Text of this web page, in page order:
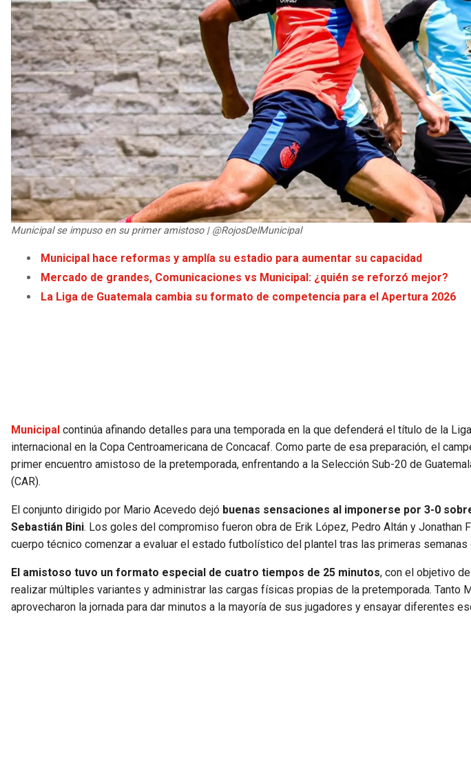
Municipal se impuso en su primer amistoso | @RojosDelMunicipal
Municipal hace reformas y amplía su estadio para aumentar su capacidad
Mercado de grandes, Comunicaciones vs Municipal: ¿quién se reforzó mejor?
La Liga de Guatemala cambia su formato de competencia para el Apertura 2026
Municipal continúa afinando detalles para una temporada en la que defenderá el título de la
internacional en la Copa Centroamericana de Concacaf. Como parte de esa preparación, el
primer encuentro amistoso de la pretemporada, enfrentando a la Selección Sub-20 de
(CAR).
El conjunto dirigido por Mario Acevedo dejó buenas sensaciones al imponerse por 3-0
Sebastián Bini. Los goles del compromiso fueron obra de Erik López, Pedro Altán y Jonathan
cuerpo técnico comenzar a evaluar el estado futbolístico del plantel tras las primeras semanas
El amistoso tuvo un formato especial de cuatro tiempos de 25 minutos, con el objetivo
realizar múltiples variantes y administrar las cargas físicas propias de la pretemporada. Tanto
aprovecharon la jornada para dar minutos a la mayoría de sus jugadores y ensayar diferentes